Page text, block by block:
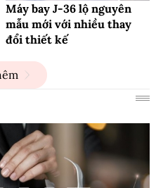
Máy bay J-36 lộ nguyên
mẫu mới với nhiều thay
đổi thiết kế